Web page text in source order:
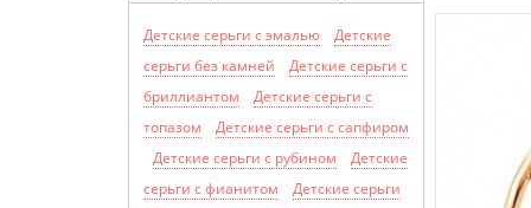
Детские серьги с эмалью
Детские
серьги без камней
Детские серьги с
бриллиантом
Детские серьги с
топазом
Детские серьги с сапфиром
Детские серьги с рубином
Детские
серьги с фианитом
Детские серьги